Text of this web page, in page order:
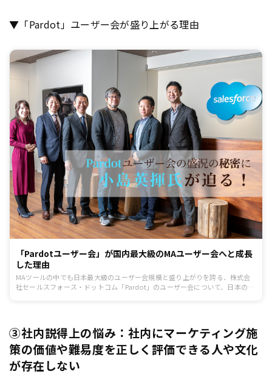
▼「Pardot」ユーザー会が盛り上がる理由
「Pardotユーザー会」が国内最大級のMAユーザー会へと成長
した理由
MAツールの中でも日本最大級のユーザー会規模と盛り上がりを誇る、株式会
社セールスフォース・ドットコム「Pardot」のユーザー会について、日本のコ
③社内説得上の悩み：社内にマーケティング施
策の価値や難易度を正しく評価できる人や文化
が存在しない